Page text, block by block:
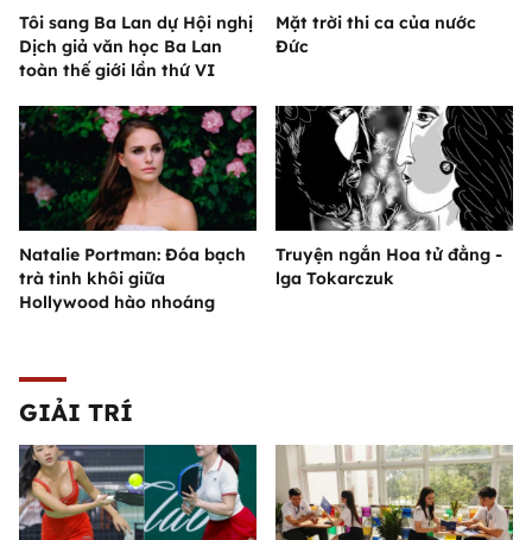
Tôi sang Ba Lan dự Hội nghị
Dịch giả văn học Ba Lan
toàn thế giới lần thứ VI
Mặt trời thi ca của nước
Đức
Natalie Portman: Đóa bạch
trà tinh khôi giữa
Hollywood hào nhoáng
Truyện ngắn Hoa tử đằng -
lga Tokarczuk
GIẢI TRÍ